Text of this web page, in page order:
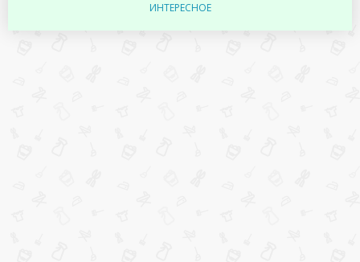
ИНТЕРЕСНОЕ